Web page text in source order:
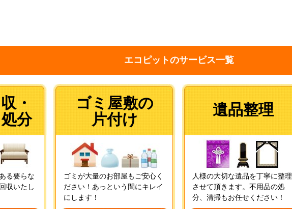
エコピットのサービス一覧
・
分
る要らな
収いたし
ゴミ屋敷の
片付け
ゴミが大量のお部屋もご安心く
ださい！あっという間にキレイ
にします！
遺品整理
人様の大切な遺品を丁寧に整理
させて頂きます。不用品の処
分、清掃もお任せください！